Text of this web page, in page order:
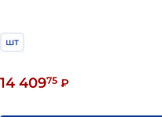
шт
14 40975 ₽